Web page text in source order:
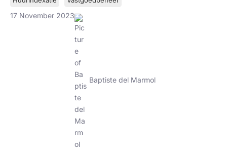
17 November 2023
Baptiste del Marmol